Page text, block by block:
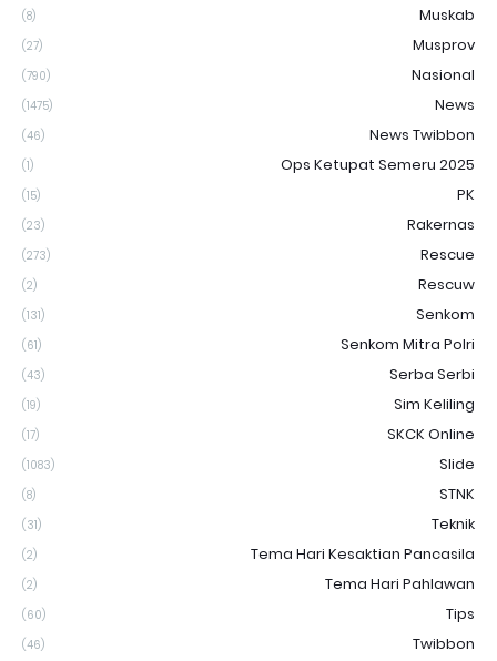
Muskab
(8)
Musprov
(27)
Nasional
(790)
News
(1475)
News Twibbon
(46)
Ops Ketupat Semeru 2025
(1)
PK
(15)
Rakernas
(23)
Rescue
(273)
Rescuw
(2)
Senkom
(131)
Senkom Mitra Polri
(61)
Serba Serbi
(43)
Sim Keliling
(19)
SKCK Online
(17)
Slide
(1083)
STNK
(8)
Teknik
(31)
Tema Hari Kesaktian Pancasila
(2)
Tema Hari Pahlawan
(2)
Tips
(60)
Twibbon
(46)